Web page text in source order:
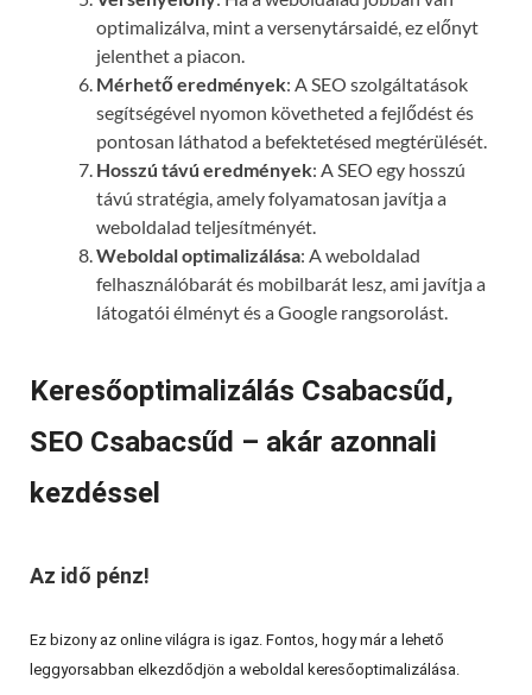
optimalizálva, mint a versenytársaidé, ez előnyt
jelenthet a piacon.
Mérhető eredmények: A SEO szolgáltatások
segítségével nyomon követheted a fejlődést és
pontosan láthatod a befektetésed megtérülését.
Hosszú távú eredmények: A SEO egy hosszú
távú stratégia, amely folyamatosan javítja a
weboldalad teljesítményét.
Weboldal optimalizálása: A weboldalad
felhasználóbarát és mobilbarát lesz, ami javítja a
látogatói élményt és a Google rangsorolást.
Keresőoptimalizálás Csabacsűd,
SEO Csabacsűd – akár azonnali
kezdéssel
Az idő pénz!
Ez bizony az online világra is igaz. Fontos, hogy már a lehető
leggyorsabban elkezdődjön a weboldal keresőoptimalizálása.